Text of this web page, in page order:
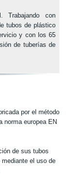
. Trabajando con
tubos de plástico
y con los 65
de tuberías de
por el método
norma europea EN
de sus tubos
el uso de